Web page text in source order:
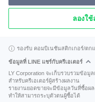
ลองใ
รองรับ คอมบิเนชันสติกเกอร์/ตก
ข้อมูลที่ LINE แชร์กับครีเอเตอร์
LY Corporation จะเก็บรวบรวมข้อ
สำหรับครีเอเตอร์ผู้สร้างผลงาน
รายงานยอดขายจะมีข้อมูลวันที่ซื้อผ
ทำให้สามารถระบุตัวตนผู้ซื้อได้